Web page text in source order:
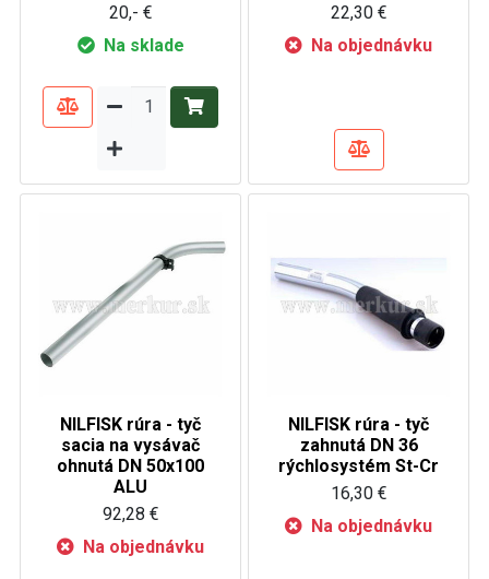
20,- €
Na sklade
22,30 €
Na objednávku
NILFISK rúra - tyč
sacia na vysávač
ohnutá DN 50x100
ALU
92,28 €
Na objednávku
NILFISK rúra - tyč
zahnutá DN 36
rýchlosystém St-Cr
16,30 €
Na objednávku